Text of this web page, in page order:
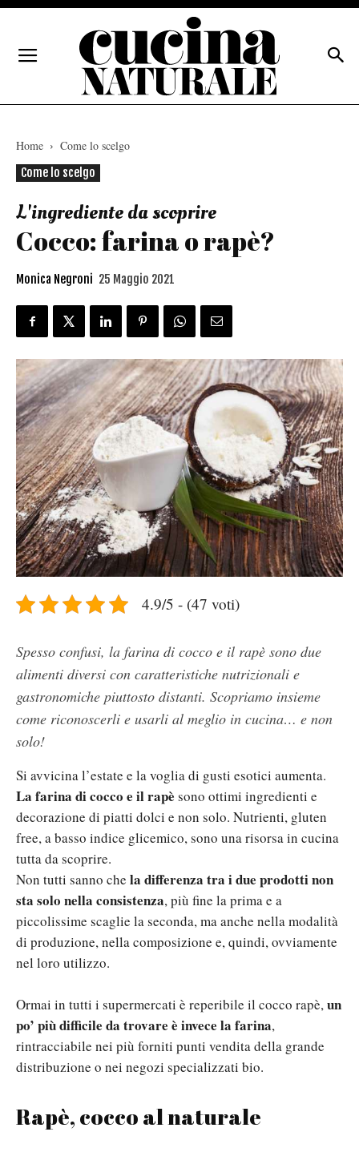
Home
Come lo scelgo
Come lo scelgo
L'ingrediente da scoprire
Cocco: farina o rapè?
Monica Negroni 25 Maggio 2021
4.9/5 - (47 voti)
Spesso confusi, la farina di cocco e il rapè sono due
alimenti diversi con caratteristiche nutrizionali e
gastronomiche piuttosto distanti. Scopriamo insieme
come riconoscerli e usarli al meglio in cucina… e non
solo!
Si avvicina l’estate e la voglia di gusti esotici aumenta.
La farina di cocco e il rapè sono ottimi ingredienti e
decorazione di piatti dolci e non solo. Nutrienti, gluten
free, a basso indice glicemico, sono una risorsa in cucina
tutta da scoprire.
Non tutti sanno che la differenza tra i due prodotti non
sta solo nella consistenza, più fine la prima e a
piccolissime scaglie la seconda, ma anche nella modalità
di produzione, nella composizione e, quindi, ovviamente
nel loro utilizzo.
Ormai in tutti i supermercati è reperibile il cocco rapè,un
po’ più difficile da trovare è invece la farina,
rintracciabile nei più forniti punti vendita della grande
distribuzione o nei negozi specializzati bio.
Rapè, cocco al naturale